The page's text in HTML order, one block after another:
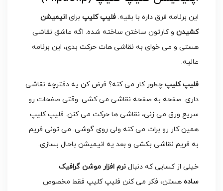
این برنامه فرق داره با بقیه. فلیپ کلیپ برای انیمیشن
کشیدن و کارتون ساختن ساخته شده. اگه عاشق نقاشی
هستی و می خوای به نقاشی هات حرکت بدی، این برنامه
عالیه.
فلیپ کلیپ چطور کار می کنه؟ فرض کن یه دفترچه نقاشی
داری. صفحه به صفحه نقاشی می کشی. وقتی صفحات رو
سریع ورق می زنی، نقاشی ها حرکت می کنن. فلیپ کلیپ
همین کار رو برات می کنه ولی روی گوشی. می تونی فریم
به فریم نقاشی بکشی و بعد یه انیمیشن باحال بسازی.
خیلی از کسایی که دنبال نرم افزار موشن گرافیک
ساده هستن، فکر می کنن فلیپ کلیپ فقط مخصوص